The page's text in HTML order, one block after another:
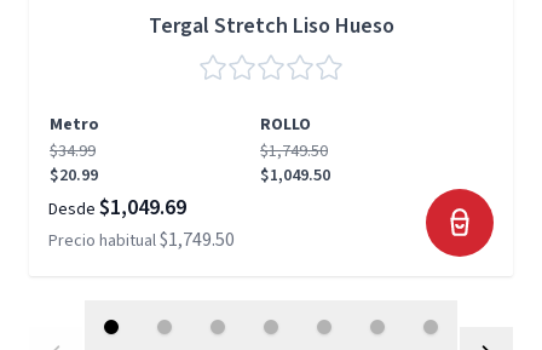
Tergal Stretch Liso Hueso
Metro
ROLLO
$34.99
$20.99
$1,749.50
$1,049.50
Desde $1,049.69
Precio habitual$1,749.50